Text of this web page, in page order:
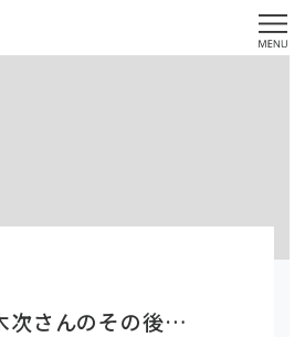
次さんのその後…